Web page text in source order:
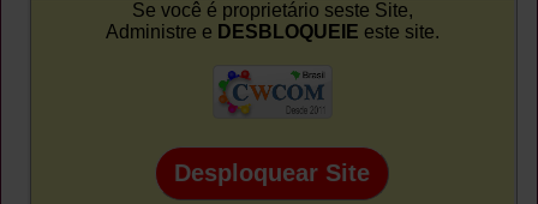
Se você é proprietário seste Site,
Administre e DESBLOQUEIE este site.
Desploquear Site